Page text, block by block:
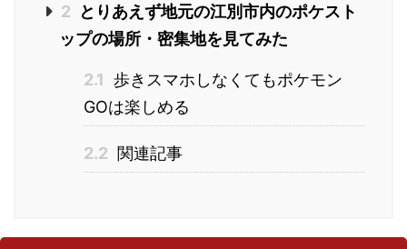
2
とりあえず地元の江別市内のポケスト
ップの場所・密集地を見てみた
2.1 歩きスマホしなくてもポケモン
GOは楽しめる
2.2 関連記事